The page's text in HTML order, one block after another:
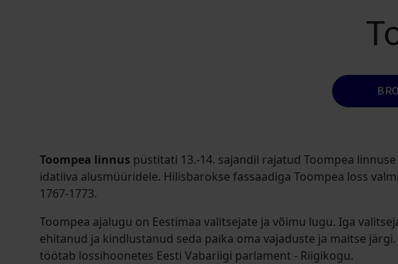
Toompea linnus püstitati 13.-14. sajandil rajatud Toompea
idatiiva alusmüüridele. Hilisbarokse fassaadiga Toompea loss
1767-1773.
Toompea ajalugu on Eestimaa valitsejate ja võimu lugu. Iga
ehitanud ja kindlustanud seda paika oma vajaduste ja maitse järgi.
töötab lossihoonetes Eesti Vabariigi parlament - Riigikogu.